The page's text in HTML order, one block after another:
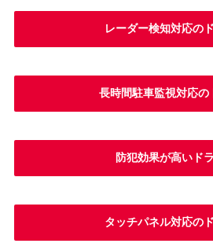
レーダー検知対応の
長時間駐車監視対応の
防犯効果が高いド
タッチパネル対応の